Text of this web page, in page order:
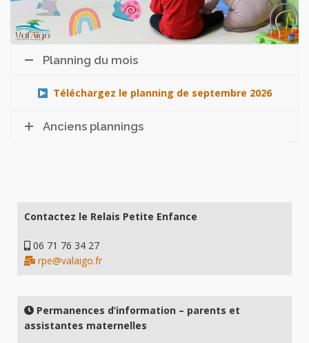
Planning du mois
Téléchargez le planning de septembre 2026
Anciens plannings
Contactez le Relais Petite Enfance
06 71 76 34 27
rpe@valaigo.fr
Permanences d’information – parents et
assistantes maternelles